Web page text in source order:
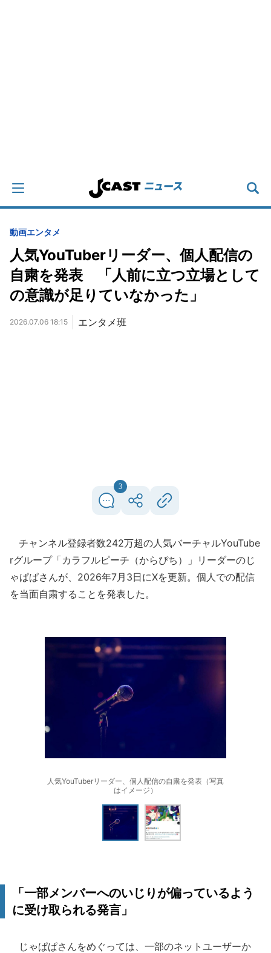
動画エンタメ
人気YouTuberリーダー、個人配信の
自粛を発表 「人前に立つ立場として
の意識が足りていなかった」
2026.07.06 18:15 エンタメ班
3
チャンネル登録者数242万超の人気バーチャルYouTube
rグループ「カラフルピーチ（からぴち）」リーダーのじ
ゃぱぱさんが、2026年7月3日にXを更新。個人での配信
を当面自粛することを発表した。
人気YouTuberリーダー、個人配信の自粛を発表（写真
はイメージ）
「一部メンバーへのいじりが偏っているよう
に受け取られる発言」
じゃぱぱさんをめぐっては、一部のネットユーザーか